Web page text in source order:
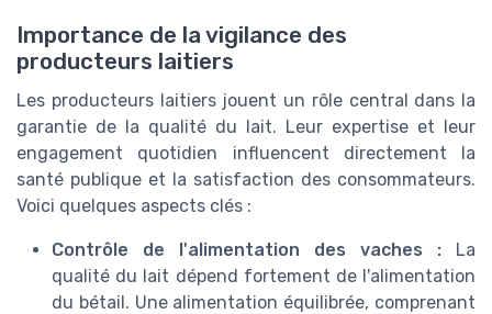
Importance de la vigilance des
producteurs laitiers
Les producteurs laitiers jouent un rôle central dans la
garantie de la qualité du lait. Leur expertise et leur
engagement quotidien influencent directement la
santé publique et la satisfaction des consommateurs.
Voici quelques aspects clés :
Contrôle de l'alimentation des vaches : La
qualité du lait dépend fortement de l'alimentation
du bétail. Une alimentation équilibrée, comprenant